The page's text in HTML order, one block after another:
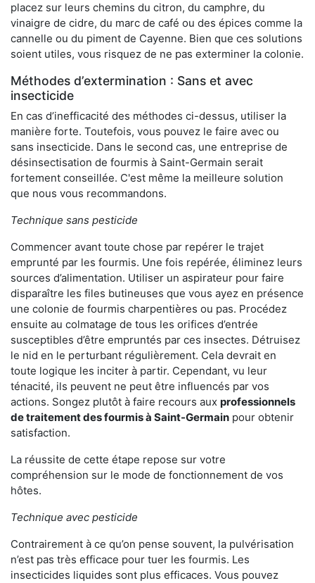
placez sur leurs chemins du citron, du camphre, du
vinaigre de cidre, du marc de café ou des épices comme la
cannelle ou du piment de Cayenne. Bien que ces solutions
soient utiles, vous risquez de ne pas exterminer la colonie.
Méthodes d’extermination : Sans et avec
insecticide
En cas d’inefficacité des méthodes ci-dessus, utiliser la
manière forte. Toutefois, vous pouvez le faire avec ou
sans insecticide. Dans le second cas, une entreprise de
désinsectisation de fourmis à Saint-Germain serait
fortement conseillée. C'est même la meilleure solution
que nous vous recommandons.
Technique sans pesticide
Commencer avant toute chose par repérer le trajet
emprunté par les fourmis. Une fois repérée, éliminez leurs
sources d’alimentation. Utiliser un aspirateur pour faire
disparaître les files butineuses que vous ayez en présence
une colonie de fourmis charpentières ou pas. Procédez
ensuite au colmatage de tous les orifices d’entrée
susceptibles d’être empruntés par ces insectes. Détruisez
le nid en le perturbant régulièrement. Cela devrait en
toute logique les inciter à partir. Cependant, vu leur
ténacité, ils peuvent ne peut être influencés par vos
actions. Songez plutôt à faire recours aux professionnels
de traitement des fourmis à Saint-Germain pour obtenir
satisfaction.
La réussite de cette étape repose sur votre
compréhension sur le mode de fonctionnement de vos
hôtes.
Technique avec pesticide
Contrairement à ce qu’on pense souvent, la pulvérisation
n’est pas très efficace pour tuer les fourmis. Les
insecticides liquides sont plus efficaces. Vous pouvez